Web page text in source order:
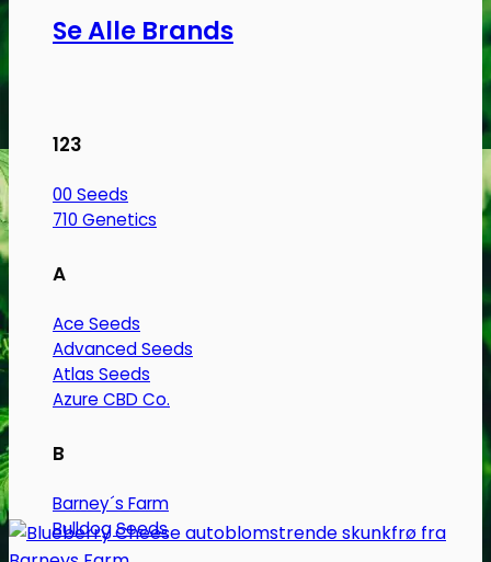
Se Alle Brands
123
00 Seeds
710 Genetics
A
Ace Seeds
Advanced Seeds
Atlas Seeds
Azure CBD Co.
B
Barney´s Farm
Bulldog Seeds